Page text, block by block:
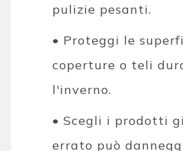
pulizie pesanti.
• Proteggi le
coperture o teli
l'inverno.
• Scegli i prodotti
errato può